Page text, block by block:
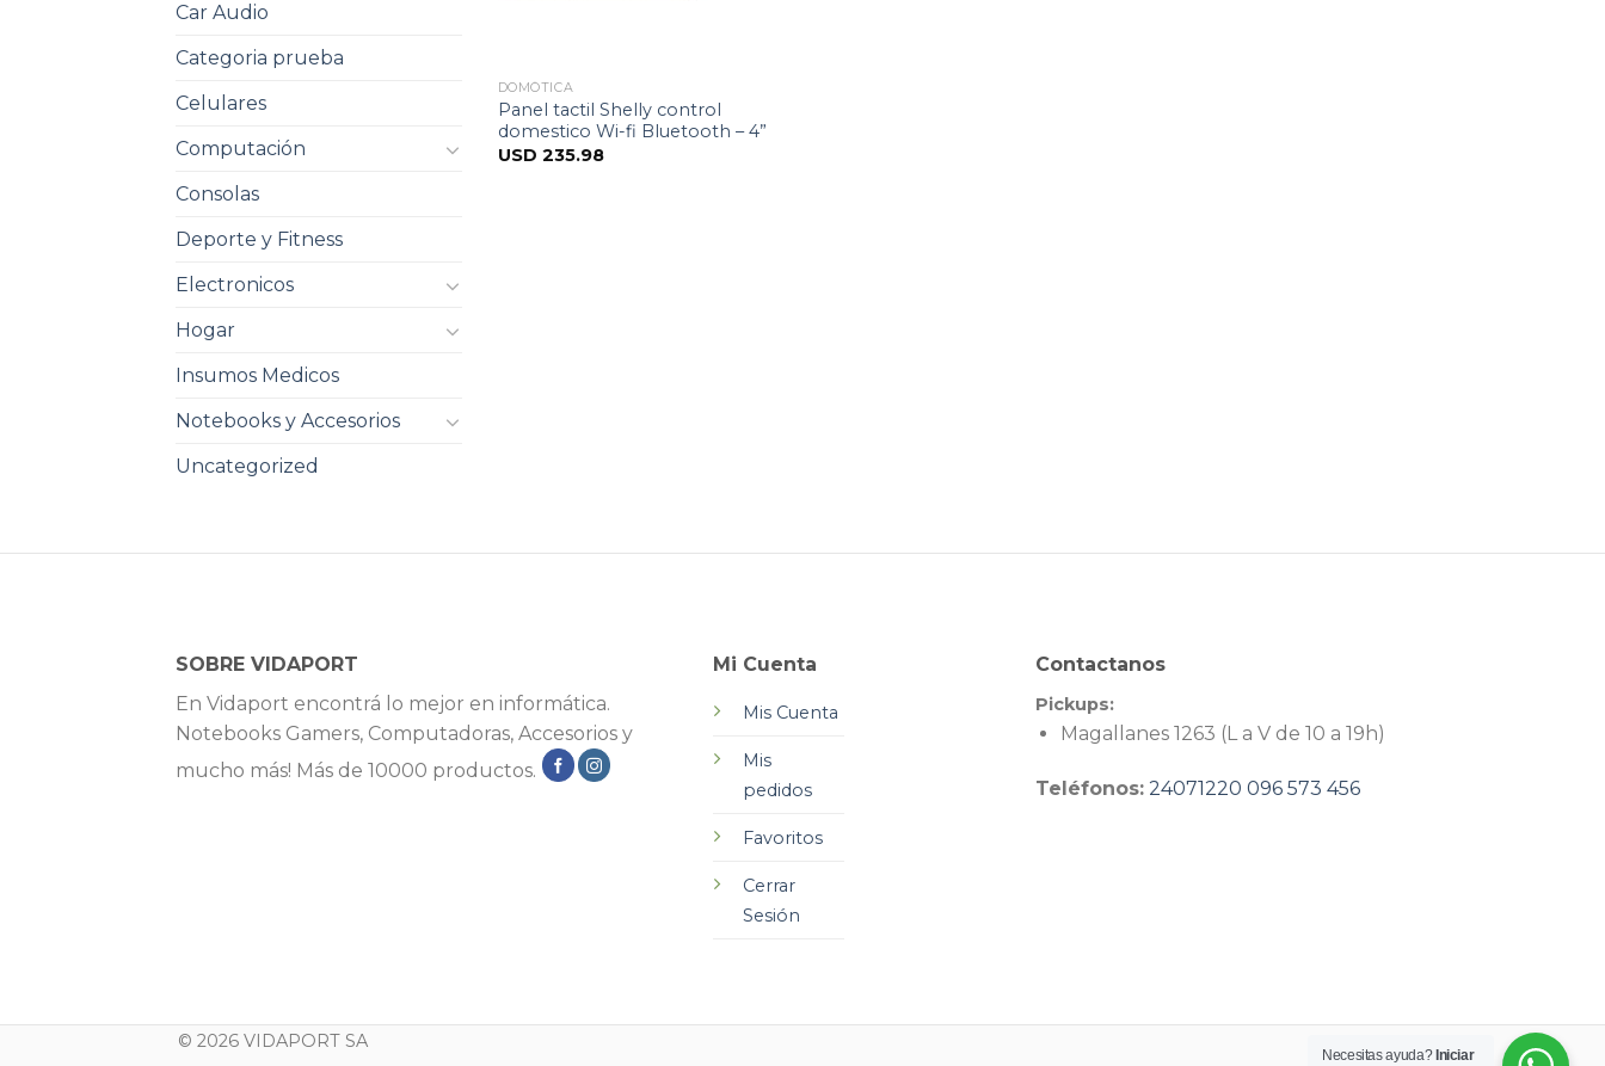
Car Audio
Categoria prueba
Celulares
Computación
Consolas
Deporte y Fitness
Electronicos
Hogar
Insumos Medicos
Notebooks y Accesorios
Uncategorized
DOMÓTICA
Panel tactil Shelly control
domestico Wi-fi Bluetooth – 4”
USD 235.98
SOBRE VIDAPORT
En Vidaport encontrá lo mejor en informática.
Notebooks Gamers, Computadoras, Accesorios y
mucho más! Más de 10000 productos.
Mi Cuenta
Mis Cuenta
Mis
pedidos
Favoritos
Cerrar
Sesión
Contactanos
Pickups:
Magallanes 1263 (L a V de 10 a 19h)
Teléfonos: 24071220 096 573 456
© 2026 VIDAPORT SA
Necesitas ayuda? Iniciar